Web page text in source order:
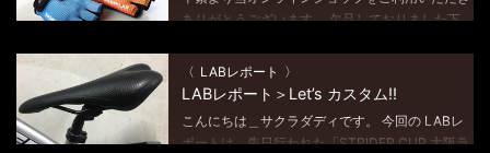
ありがとうございます。 欠品しておりました下
だいておりましたユーザー様には、長々とお待た
せいたしまして大変申し訳ございませんでした。
LABレポート
LABレポート＞Let’s カスタム!!
こんにちは＿サクラダディです。 今回の LABレ
ポートは、先日行われた「STRIDER CUP 大阪ラ